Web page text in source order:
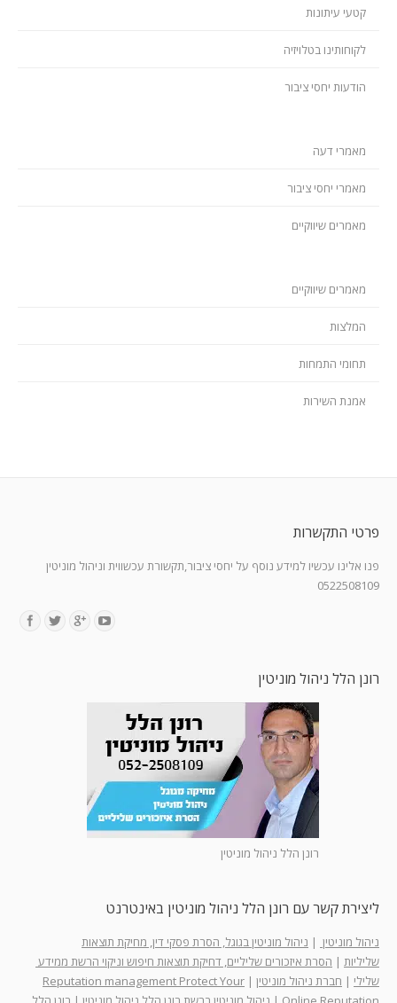
קטעי עיתונות
לקוחותינו בטלויזיה
הודעות יחסי ציבור
מאמרי דעה
מאמרי יחסי ציבור
מאמרים שיווקיים
מאמרים שיווקיים
המלצות
תחומי התמחות
אמנת השירות
פרטי התקשרות
פנו אלינו עכשיו למידע נוסף על יחסי ציבור,תקשורת עכשווית וניהול מוניטין
0522508109
רונן הלל ניהול מוניטין
רונן הלל ניהול מוניטין
ליצירת קשר עם רונן הלל ניהול מוניטין באינטרנט
ניהול מוניטין | ניהול מוניטין בגוגל, הסרת פסקי דין, מחיקת תוצאות
שליליות | הסרת איזכורים שליליים, דחיקת תוצאות חיפוש וניקוי הרשת ממידע
שלילי | חברת ניהול מוניטין |
Reputation management Protect Your